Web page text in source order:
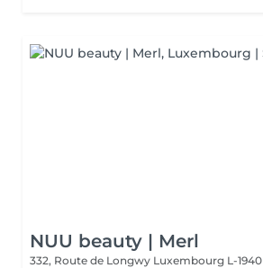
NUU beauty | Merl
332, Route de Longwy Luxembourg L-1940